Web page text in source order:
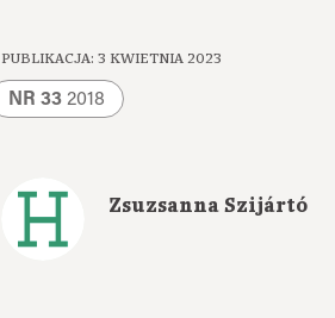
PUBLIKACJA: 3 KWIETNIA 2023
NR 33 2018
Zsuzsanna Szijártó